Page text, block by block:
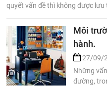
quyết vấn đề thì không được lưu
Môi
hành.
27/09/
Những
đường,